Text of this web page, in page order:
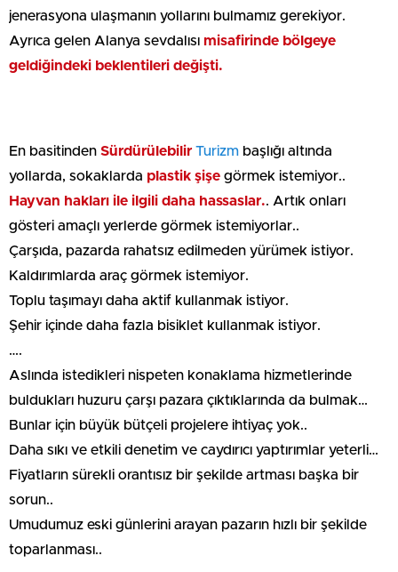
jenerasyona ulaşmanın yollarını bulmamız gerekiyor.
Ayrıca gelen Alanya sevdalısı misafirinde bölgeye
geldiğindeki beklentileri değişti.
En basitinden Sürdürülebilir Turizm başlığı altında
yollarda, sokaklarda plastik şişe görmek istemiyor..
Hayvan hakları ile ilgili daha hassaslar.. Artık onları
gösteri amaçlı yerlerde görmek istemiyorlar..
Çarşıda, pazarda rahatsız edilmeden yürümek istiyor.
Kaldırımlarda araç görmek istemiyor.
Toplu taşımayı daha aktif kullanmak istiyor.
Şehir içinde daha fazla bisiklet kullanmak istiyor.
….
Aslında istedikleri nispeten konaklama hizmetlerinde
buldukları huzuru çarşı pazara çıktıklarında da bulmak…
Bunlar için büyük bütçeli projelere ihtiyaç yok..
Daha sıkı ve etkili denetim ve caydırıcı yaptırımlar yeterli…
Fiyatların sürekli orantısız bir şekilde artması başka bir
sorun..
Umudumuz eski günlerini arayan pazarın hızlı bir şekilde
toparlanması..